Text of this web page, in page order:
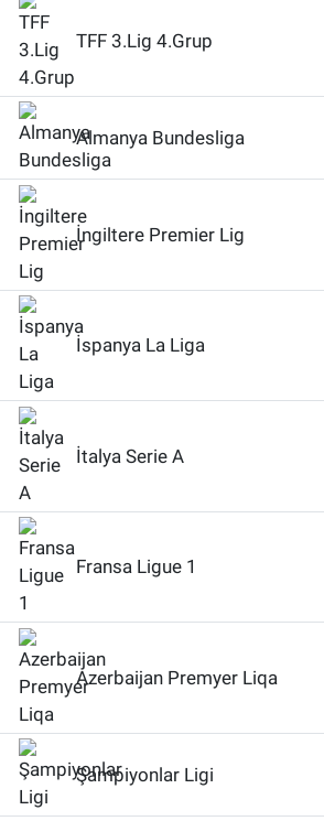
TFF 3.Lig 4.Grup
Almanya Bundesliga
İngiltere Premier Lig
İspanya La Liga
İtalya Serie A
Fransa Ligue 1
Azerbaijan Premyer Liqa
Şampiyonlar Ligi